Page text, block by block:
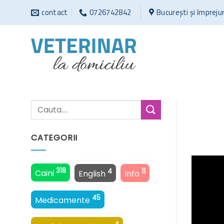
contact 0726742842 București și
CATEGORII
Caini 318 English 4 Info 11
Medicamente 45